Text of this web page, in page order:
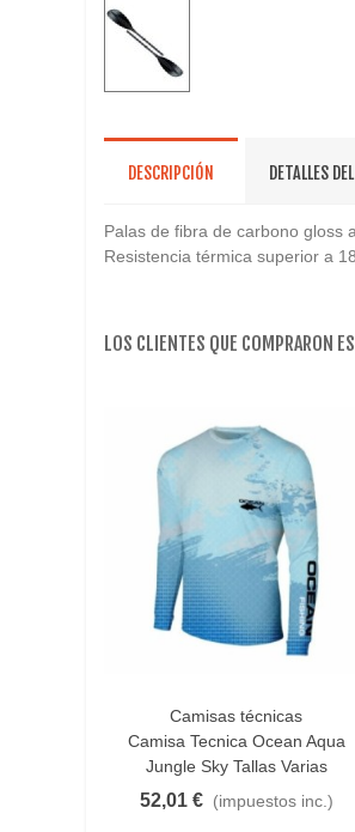
DESCRIPCIÓN DETALLES
Palas de fibra de carbono gloss
Resistencia térmica superior a
LOS CLIENTES QUE COMPRARON
Favorito
Camisas técnicas
Camisa Tecnica Ocean Aqua
Jungle Sky Tallas Varias
52,01 € (impuestos inc.)